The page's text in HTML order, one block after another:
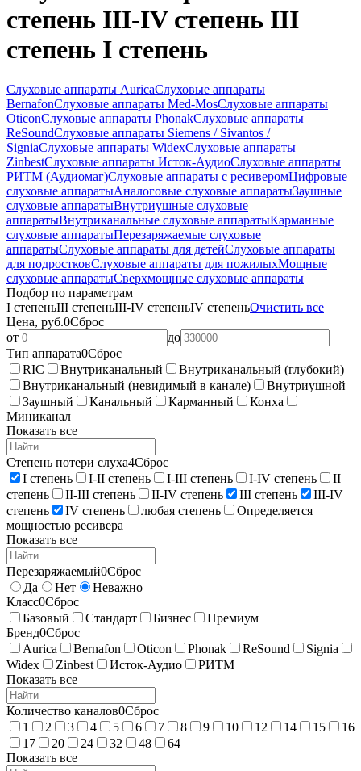
степень III-IV степень III
степень I степень
Слуховые аппараты AuricaСлуховые аппараты
BernafonСлуховые аппараты Med-MosСлуховые аппараты
OticonСлуховые аппараты PhonakСлуховые аппараты
ReSoundСлуховые аппараты Siemens / Sivantos /
SigniaСлуховые аппараты WidexСлуховые аппараты
ZinbestСлуховые аппараты Исток-АудиоСлуховые аппараты
РИТМ (Аудиомаг)Слуховые аппараты с ресиверомЦифровые
слуховые аппаратыАналоговые слуховые аппаратыЗаушные
слуховые аппаратыВнутриушные слуховые
аппаратыВнутриканальные слуховые аппаратыКарманные
слуховые аппаратыПерезаряжаемые слуховые
аппаратыСлуховые аппараты для детейСлуховые аппараты
для подростковСлуховые аппараты для пожилыхМощные
слуховые аппаратыСверхмощные слуховые аппараты
Подбор по параметрам
I степеньIII степеньIII-IV степеньIV степеньОчистить все
Цена, руб.0Сброс
от
до
Тип аппарата0Сброс
RIC
Внутриканальный
Внутриканальный (глубокий)
Внутриканальный (невидимый в канале)
Внутриушной
Заушный
Канальный Карманный
Конха
Миниканал
Показать все
Степень потери слуха4Сброс
I степень
I-II степень I-III степень I-IV степень
II
степень
II-III степень II-IV степень III степень
III-IV
степень
IV степень любая степень
Определяется
мощностью ресивера
Показать все
Перезаряжаемый0Сброс
Да
Нет
Неважно
Класс0Сброс
Базовый
Стандарт Бизнес
Премиум
Бренд0Сброс
Aurica
Bernafon Oticon Phonak ReSound
Signia
Widex
Zinbest Исток-Аудио
РИТМ
Показать все
Количество каналов0Сброс
1
2 3 4 5 6 7 8 9 10 12 14 15
16
17
20 24 32 48
64
Показать все